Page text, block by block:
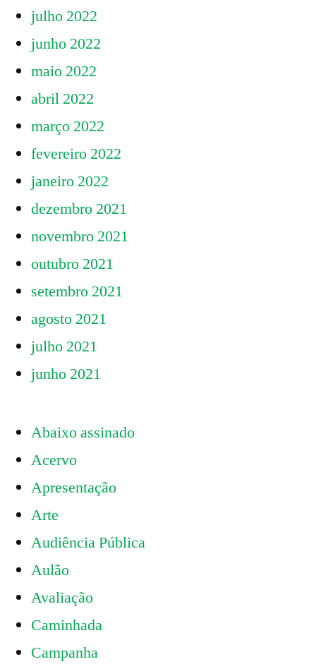
julho 2022
junho 2022
maio 2022
abril 2022
março 2022
fevereiro 2022
janeiro 2022
dezembro 2021
novembro 2021
outubro 2021
setembro 2021
agosto 2021
julho 2021
junho 2021
Abaixo assinado
Acervo
Apresentação
Arte
Audiência Pública
Aulão
Avaliação
Caminhada
Campanha